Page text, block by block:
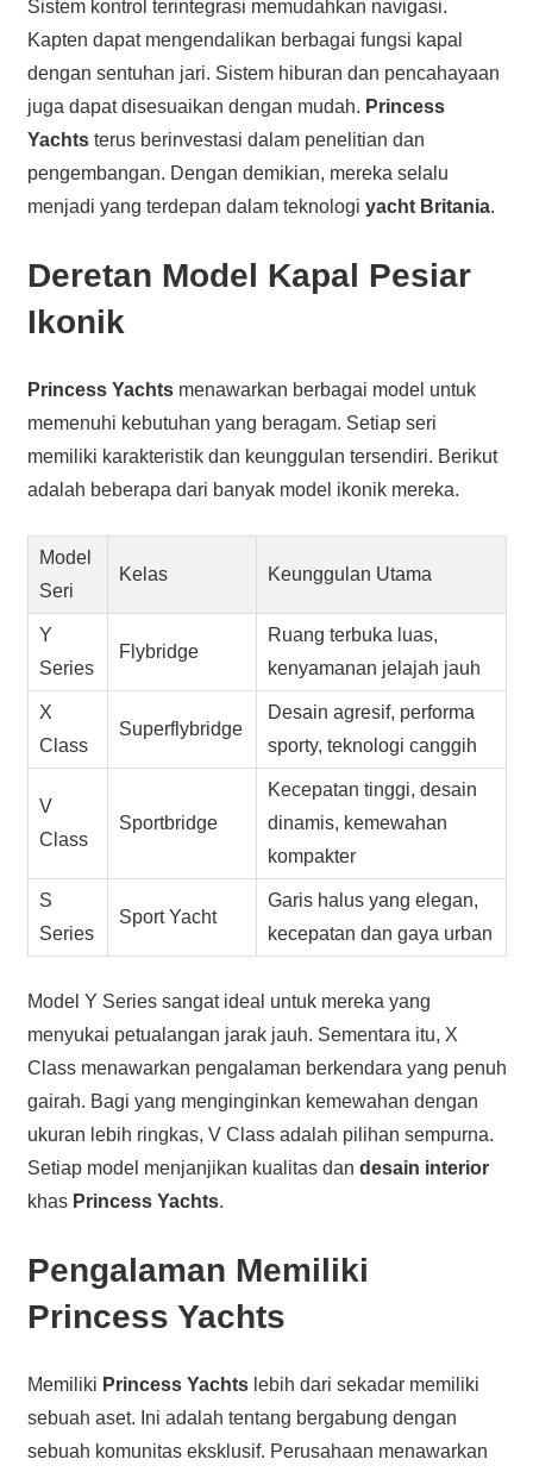
Sistem kontrol terintegrasi memudahkan navigasi.
Kapten dapat mengendalikan berbagai fungsi kapal
dengan sentuhan jari. Sistem hiburan dan pencahayaan
juga dapat disesuaikan dengan mudah. Princess
Yachtsterus berinvestasi dalam penelitian dan
pengembangan. Dengan demikian, mereka selalu
menjadi yang terdepan dalam teknologi yacht Britania.
Deretan Model Kapal Pesiar
Ikonik
Princess Yachtsmenawarkan berbagai model untuk
memenuhi kebutuhan yang beragam. Setiap seri
memiliki karakteristik dan keunggulan tersendiri. Berikut
adalah beberapa dari banyak model ikonik mereka.
Model
Seri
Kelas Keunggulan Utama
Y
Series
Flybridge
Ruang terbuka luas,
kenyamanan jelajah jauh
X
Class
Superflybridge
Desain agresif, performa
sporty, teknologi canggih
V
Class
Sportbridge
Kecepatan tinggi, desain
dinamis, kemewahan
kompakter
S
Series
Sport Yacht
Garis halus yang elegan,
kecepatan dan gaya urban
Model Y Series sangat ideal untuk mereka yang
menyukai petualangan jarak jauh. Sementara itu, X
Class menawarkan pengalaman berkendara yang penuh
gairah. Bagi yang menginginkan kemewahan dengan
ukuran lebih ringkas, V Class adalah pilihan sempurna.
Setiap model menjanjikan kualitas dan desain interior
khas Princess Yachts.
Pengalaman Memiliki
Princess Yachts
Memiliki Princess Yachtslebih dari sekadar memiliki
sebuah aset. Ini adalah tentang bergabung dengan
sebuah komunitas eksklusif. Perusahaan menawarkan